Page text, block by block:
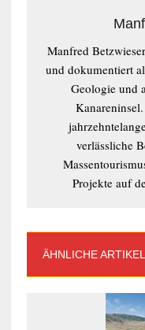
Manfred
und dokumentiert
Geologie und
verlässliche
Projekte auf
ÄHNLICHE ARTIKEL